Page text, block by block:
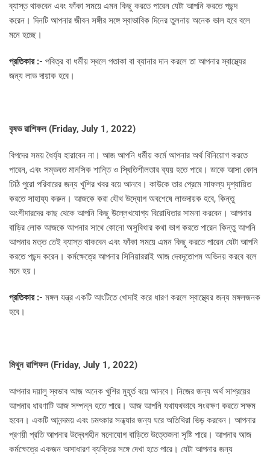
ব্যাস্ত থাকবেন এবং ফাঁকা সময়ে এমন কিছু করতে পারেন যেটা আপনি করতে পছন্দ
করেন। দিনটি আপনার জীবন সঙ্গীর সঙ্গে স্বাভাবিক দিনের তুলনায় অনেক ভাল হবে বলে
মনে হচ্ছে।
প্রতিকার :- পবিত্র বা ধর্মীয় স্থলে পতাকা বা ব্যানার দান করলে তা আপনার স্বাস্থ্যের
জন্য লাভ দায়াক হবে।
বৃষভ রাশিফল (Friday, July 1, 2022)
বিপদের সময় ধৈর্য্য হারাবেন না। আজ আপনি ধর্মীয় কর্মে আপনার অর্থ বিনিয়োগ করতে
পারেন, এবং সম্ভবত মানসিক শান্তি ও স্থিতিশীলতার ব্যয় হতে পারে। ডাকে আসা কোন
চিঠি পুরো পরিবারের জন্য খুশির খবর বয়ে আনবে। কাউকে তার প্রেমে সাফল্য দৃশ্যায়িত
করতে সাহায্য করুন। আজকে করা যৌথ উদ্যোগ অবশেষে লাভদায়ক হবে, কিন্তু
অংশীদারদের কাছ থেকে আপনি কিছু উল্লেখযোগ্য বিরোধিতার সামনা করবেন। আপনার
বাড়ির লোক আজকে আপনার সাথে কোনো অসুবিধার কথা ভাগ করতে পারেন কিন্তু আপনি
আপনার মত্ত তেই ব্যাস্ত থাকবেন এবং ফাঁকা সময়ে এমন কিছু করতে পারেন যেটা আপনি
করতে পছন্দ করেন। কর্মক্ষেত্রে আপনার সিনিয়াররাই আজ দেবদূতোপম অভিনয় করবে বলে
মনে হয়।
প্রতিকার :- মঙ্গল যন্ত্র একটি আংটিতে খোদাই করে ধারণ করলে স্বাস্থ্যের জন্য মঙ্গলজনক
হবে।
মিথুন রাশিফল (Friday, July 1, 2022)
আপনার দয়ালু স্বভাব আজ অনেক খুশির মুহূর্ত বয়ে আনবে। নিজের জন্য অর্থ সাশ্রয়ের
আপনার ধারণাটি আজ সম্পন্ন হতে পারে। আজ আপনি যথাযথভাবে সংরক্ষণ করতে সক্ষম
হবেন। একটি আনন্দময় এবং চমৎকার সন্ধ্যার জন্য ঘরে অতিথিরা ভিড় করবেন। আপনার
প্রণয়ী প্রতি আপনার উদ্বেগহীন মনোযোগ বাড়িতে উত্তেজনা সৃষ্টি পারে। আপনার আজ
কর্মক্ষেত্রে একজন অসাধারণ ব্যক্তির সঙ্গে দেখা হতে পারে। যেটা আপনার জন্য